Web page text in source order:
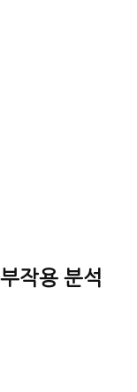
작용 분석